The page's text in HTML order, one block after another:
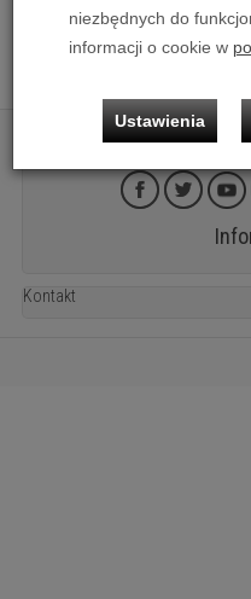
NuPrime CDT-8 Pro
Dostawa 0 zł!
5 295,00 zł
Kontakt
niezbędnych do
informacji o cookie w
Ustawienia